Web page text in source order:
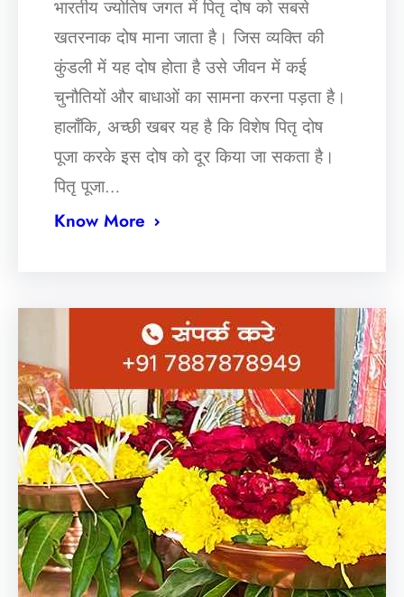
भारतीय ज्योतिष जगत में पितृ दोष को सबसे
खतरनाक दोष माना जाता है। जिस व्यक्ति की
कुंडली में यह दोष होता है उसे जीवन में कई
चुनौतियों और बाधाओं का सामना करना पड़ता है।
हालाँकि, अच्छी खबर यह है कि विशेष पितृ दोष
पूजा करके इस दोष को दूर किया जा सकता है।
पितृ पूजा…
Know More